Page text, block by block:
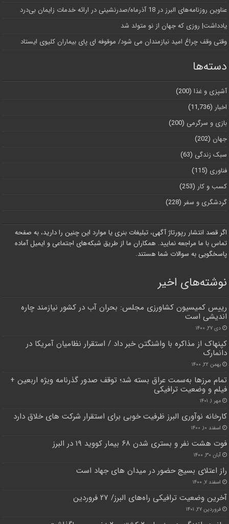
عناوین روزنامه‌های البرز در ‌18 آذرماه/صدرنشینی در ارائه خدمات زایمان بی‌درد
یادداشت| روزی که جهان از نو متولد شد
وقتی وقف چراغ امید نیازمندان می شود/ موقوفه ای پای بیماران کلیوی ایستاد
دسته‌ها
آشپزی و غذا (200)
اخبار (11,736)
بازی و سرگرمی (200)
جهان (202)
سبک زندگی (63)
فناوری (115)
کسب و کار (253)
گردشگری و سفر (228)
اگر قصد انتشار رپورتاژ آگهی، تبلیغات بنری یا موارد این چنین را دارید، به صفحه
تماس با ما مراجعه نمایید. همکاران ما از طریق شبکه‌های اجتماعی و ایمیل آماده
پاسخگویی به سوالات شما هستند.
نوشته‌های اخیر
رییس کمیسیون کشاورزی مجلس: بحران آب در کشور نیازمند چاره
اندیشی است
دی ۲۷, ۱۴۰۰
کپنهاک از مذاکره با واشنگتن خبر داد / استقرار نظامیان آمریکا در
دانمارک
بهمن ۲۲, ۱۴۰۰
تمام مرز‌ها‌ به‌سمت عراق بسته شد؛‌ توقف صدور گذرنامه ویژه اربعین +
فیلم و وضعیت ترافیکی
مهر ۱, ۱۴۰۱
کارخانه نوآوری البرز ظرفیت خوبی برای استقرار شرکت های خلاق دارد
اسفند ۱۰, ۱۴۰۰
فوت هشت نفر و بستری شدن ۶۸ بیمار کووید ۱۹ در البرز
آبان ۳۰, ۱۴۰۰
راز اعتلای بسیج حضور در میدان های جهاد است
اسفند ۷, ۱۴۰۰
آخرین وضعیت ترافیکی راه‌های البرز/ ۲۷ فروردین
فروردین ۲۷, ۱۴۰۱